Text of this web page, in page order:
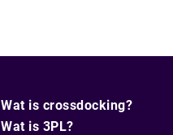
Wat is crossdocking?
Wat is 3PL?